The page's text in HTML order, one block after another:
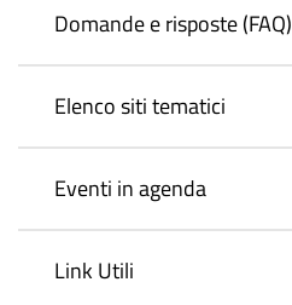
Domande e risposte (FAQ)
Elenco siti tematici
Eventi in agenda
Link Utili